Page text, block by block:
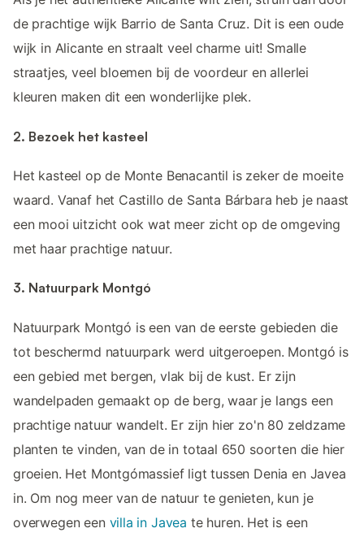
de prachtige wijk Barrio de Santa Cruz. Dit is een oude
wijk in Alicante en straalt veel charme uit! Smalle
straatjes, veel bloemen bij de voordeur en allerlei
kleuren maken dit een wonderlijke plek.
2. Bezoek het kasteel
Het kasteel op de Monte Benacantil is zeker de moeite
waard. Vanaf het Castillo de Santa Bárbara heb je naast
een mooi uitzicht ook wat meer zicht op de omgeving
met haar prachtige natuur.
3. Natuurpark Montgó
Natuurpark Montgó is een van de eerste gebieden die
tot beschermd natuurpark werd uitgeroepen. Montgó is
een gebied met bergen, vlak bij de kust. Er zijn
wandelpaden gemaakt op de berg, waar je langs een
prachtige natuur wandelt. Er zijn hier zo'n 80 zeldzame
planten te vinden, van de in totaal 650 soorten die hier
groeien. Het Montgómassief ligt tussen Denia en Javea
in. Om nog meer van de natuur te genieten, kun je
overwegen een villa in Javea te huren. Het is een